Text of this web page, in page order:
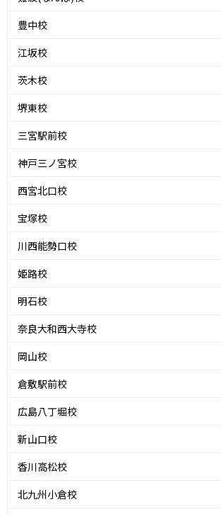
豊中校
江坂校
茨木校
堺東校
三宮駅前校
神戸三ノ宮校
西宮北口校
宝塚校
川西能勢口校
姫路校
明石校
奈良大和西大寺校
岡山校
倉敷駅前校
広島八丁堀校
新山口校
香川高松校
北九州小倉校